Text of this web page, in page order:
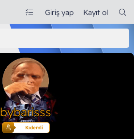
Giriş yap Kayıt ol
bybarisss
Kıdemli